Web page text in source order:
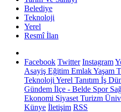
Belediye
Teknoloji
Yerel
Resmî İlan
Facebook Twitter Instagram
Asayiş Eğitim EmlakYaşam
Teknoloji Yerel Tanıtım İş
Gündem İlçe - Belde Spor
Ekonomi Siyaset Turizm
Künye İletişim RSS